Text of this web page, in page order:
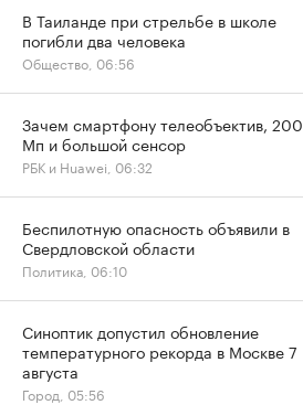
В Таиланде при стрельбе в школе
погибли два человека
Общество, 06:56
Зачем смартфону телеобъектив, 200
Мп и большой сенсор
РБК и Huawei, 06:32
Беспилотную опасность объявили в
Свердловской области
Политика, 06:10
Синоптик допустил обновление
температурного рекорда в Москве 7
августа
Город, 05:56